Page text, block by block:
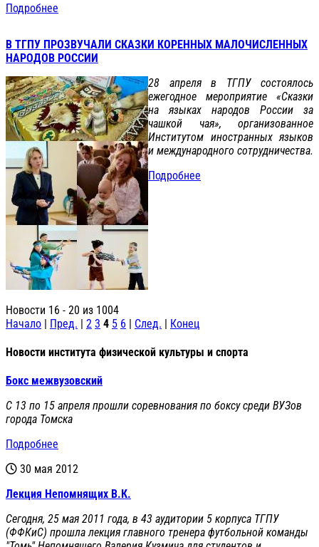
Подробнее
В ТГПУ ПРОЗВУЧАЛИ СКАЗКИ КОРЕННЫХ МАЛОЧИСЛЕННЫХ
НАРОДОВ РОССИИ
28 апреля в ТГПУ состоялось
ежегодное мероприятие «Сказки
на языках народов России за
чашкой чая», организованное
Институтом иностранных языков
и международного сотрудничества.
Подробнее
Новости 16 - 20 из 1004
Начало | Пред. | 2 3 4 5 6 | След. | Конец
Новости института физической культуры и спорта
Бокс межвузовский
С 13 по 15 апреля прошли соревнования по боксу среди ВУЗов
города Томска
Подробнее
30 мая 2012
Лекция Непомнящих В.К.
Сегодня, 25 мая 2011 года, в 43 аудитории 5 корпуса ТГПУ
(ФФКиС) прошла лекция главного тренера футбольной команды